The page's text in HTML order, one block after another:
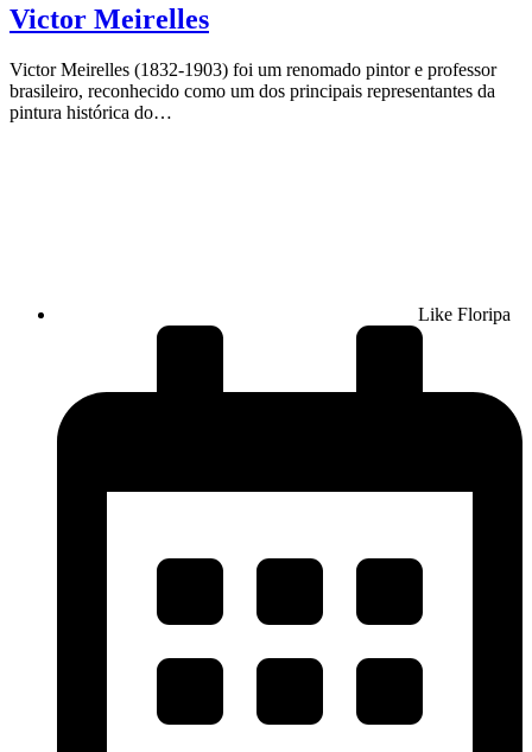
Victor Meirelles
Victor Meirelles (1832-1903) foi um renomado pintor e professor
brasileiro, reconhecido como um dos principais representantes da
pintura histórica do…
Like Floripa